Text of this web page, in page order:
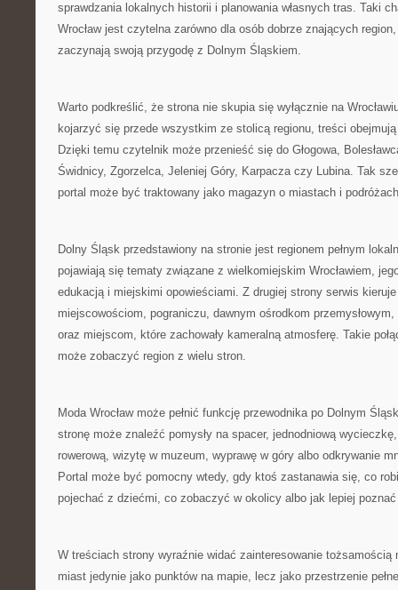
sprawdzania lokalnych historii i planowania własnych tras. Taki
Wrocław jest czytelna zarówno dla osób dobrze znających
zaczynają swoją przygodę z Dolnym Śląskiem.
Warto podkreślić, że strona nie skupia się wyłącznie na
kojarzyć się przede wszystkim ze stolicą regionu, treści
Dzięki temu czytelnik może przenieść się do Głogowa,
Świdnicy, Zgorzelca, Jeleniej Góry, Karpacza czy Lubina. Tak
portal może być traktowany jako magazyn o miastach i
Dolny Śląsk przedstawiony na stronie jest regionem pełnym
pojawiają się tematy związane z wielkomiejskim Wrocławiem,
edukacją i miejskimi opowieściami. Z drugiej strony serwis kieruje
miejscowościom, pograniczu, dawnym ośrodkom
oraz miejscom, które zachowały kameralną atmosferę. Takie
może zobaczyć region z wielu stron.
Moda Wrocław może pełnić funkcję przewodnika po Dolnym
stronę może znaleźć pomysły na spacer, jednodniową
rowerową, wizytę w muzeum, wyprawę w góry albo odkrywanie
Portal może być pomocny wtedy, gdy ktoś zastanawia się, co
pojechać z dziećmi, co zobaczyć w okolicy albo jak lepiej
W treściach strony wyraźnie widać zainteresowanie tożsamością
miast jedynie jako punktów na mapie, lecz jako przestrzenie